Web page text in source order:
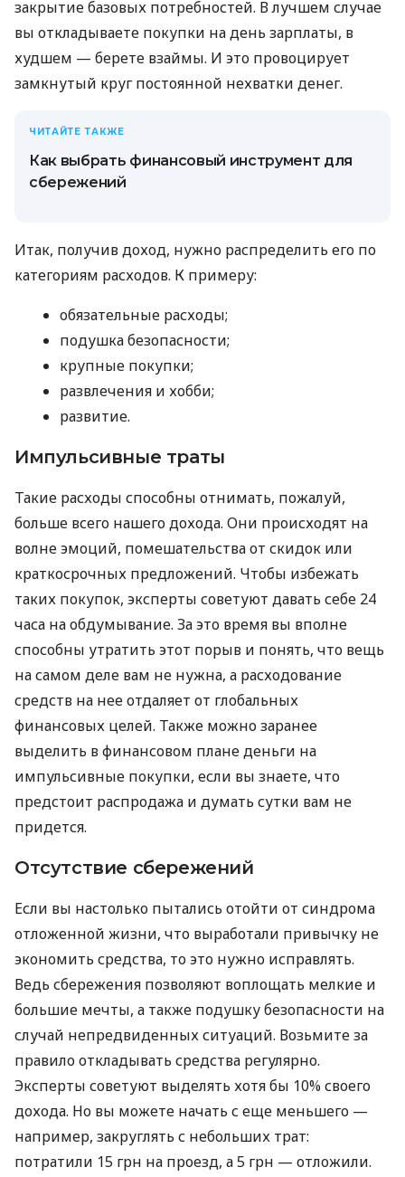
закрытие базовых потребностей. В лучшем случае
вы откладываете покупки на день зарплаты, в
худшем — берете взаймы. И это провоцирует
замкнутый круг постоянной нехватки денег.
ЧИТАЙТЕ ТАКЖЕ
Как выбрать финансовый инструмент для
сбережений
Итак, получив доход, нужно распределить его по
категориям расходов. К примеру:
обязательные расходы;
подушка безопасности;
крупные покупки;
развлечения и хобби;
развитие.
Импульсивные траты
Такие расходы способны отнимать, пожалуй,
больше всего нашего дохода. Они происходят на
волне эмоций, помешательства от скидок или
краткосрочных предложений. Чтобы избежать
таких покупок, эксперты советуют давать себе 24
часа на обдумывание. За это время вы вполне
способны утратить этот порыв и понять, что вещь
на самом деле вам не нужна, а расходование
средств на нее отдаляет от глобальных
финансовых целей. Также можно заранее
выделить в финансовом плане деньги на
импульсивные покупки, если вы знаете, что
предстоит распродажа и думать сутки вам не
придется.
Отсутствие сбережений
Если вы настолько пытались отойти от синдрома
отложенной жизни, что выработали привычку не
экономить средства, то это нужно исправлять.
Ведь сбережения позволяют воплощать мелкие и
большие мечты, а также подушку безопасности на
случай непредвиденных ситуаций. Возьмите за
правило откладывать средства регулярно.
Эксперты советуют выделять хотя бы 10% своего
дохода. Но вы можете начать с еще меньшего —
например, закруглять с небольших трат:
потратили 15 грн на проезд, а 5 грн — отложили.